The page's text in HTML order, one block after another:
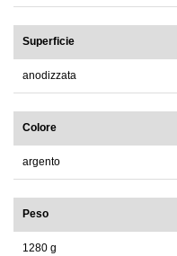
Superficie
anodizzata
Colore
argento
Peso
1280 g